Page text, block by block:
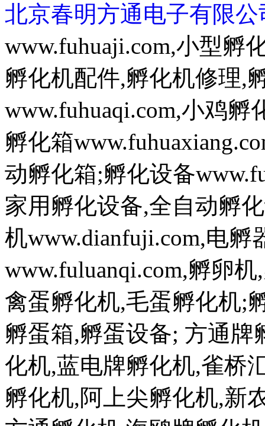
北京春明方通电子有限公
www.fuhuaji.com,小型孵
孵化机配件,孵化机修理,
www.fuhuaqi.com,小鸡
孵化箱
动孵化箱;孵化设备
家用孵化设备,全自动孵
机www.dianfuji.com,电
www.fuluanqi.com,孵卵
禽蛋孵化机,毛蛋孵化机;
孵蛋箱,孵蛋设备; 方通
化机,蓝电牌孵化机,雀桥
孵化机,阿上尖孵化机,新